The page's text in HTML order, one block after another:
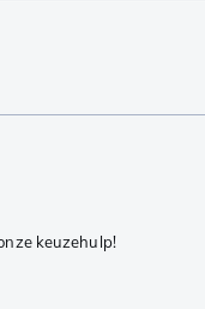
keuzehulp!